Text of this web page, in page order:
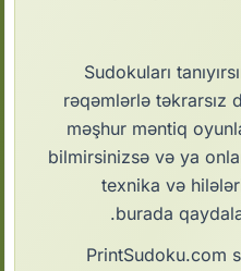
Sudokuları
rəqəmlərlə təkrarsız
məşhur məntiq
bilmirsinizsə və ya
texnika və
burada
PrintSudoku.com